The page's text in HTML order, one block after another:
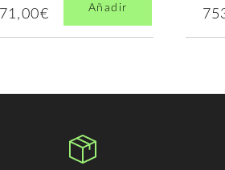
Añadir